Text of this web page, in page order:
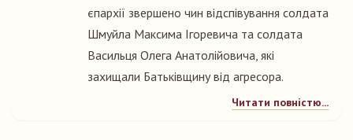
єпархії звершено чин відспівування солдата
Шмуйла Максима Ігоревича та солдата
Васильця Олега Анатолійовича, які
захищали Батьківщину від агресора.
Читати повністю...